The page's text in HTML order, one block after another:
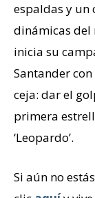
espaldas y un
dinámicas del
inicia su
Santander
ceja: dar el
primera
‘Leopardo’.
Si aún no